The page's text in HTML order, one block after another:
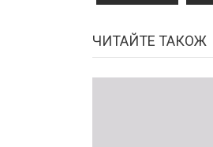
ЧИТАЙТЕ ТАКОЖ